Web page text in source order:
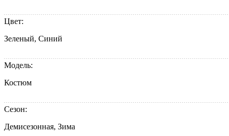
Цвет:
Зеленый, Синий
Модель:
Костюм
Сезон:
Демисезонная, Зима